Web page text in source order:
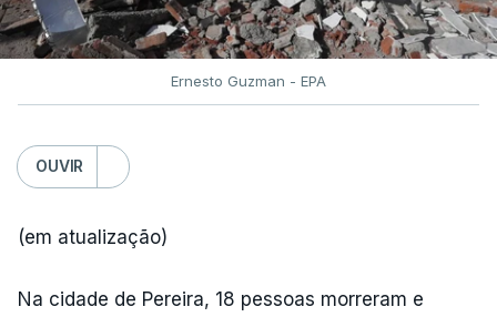
Ernesto Guzman - EPA
OUVIR
(em atualização)
Na cidade de Pereira, 18 pessoas morreram e